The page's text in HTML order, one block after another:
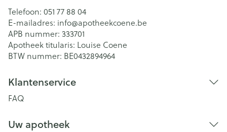
Telefoon: 051 77 88 04
E-mailadres: info@apotheekcoene.be
APB nummer: 333701
Apotheek titularis: Louise Coene
BTW nummer: BE0432894964
Klantenservice
FAQ
Uw apotheek